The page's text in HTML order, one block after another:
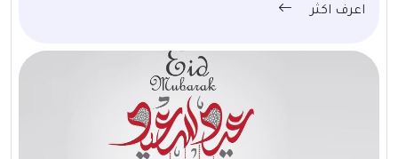
اعرف اكثر